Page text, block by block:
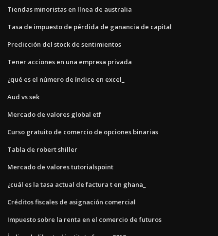
Tiendas minoristas en línea de australia
Tasa de impuesto de pérdida de ganancia de capital
Predicción del stock de sentimientos
Tener acciones en una empresa privada
¿qué es el número de índice en excel_
Aud vs sek
Mercado de valores global etf
Curso gratuito de comercio de opciones binarias
Tabla de robert shiller
Mercado de valores tutorialspoint
¿cuál es la tasa actual de factura t en ghana_
Créditos fiscales de asignación comercial
Impuesto sobre la renta en el comercio de futuros